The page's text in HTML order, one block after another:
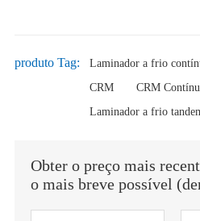
produto Tag: Laminador a frio
CRM
CRM
Laminador a frio
Obter o preço mais
o mais breve possível